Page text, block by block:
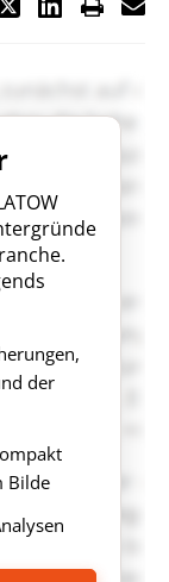
der
Bilde